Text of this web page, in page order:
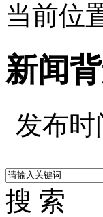
当前位
新闻
发布时
搜 索